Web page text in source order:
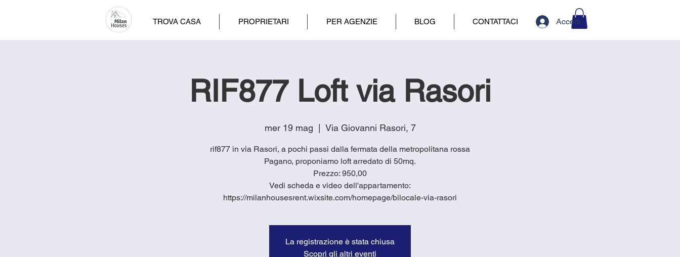
TROVA CASA PROPRIETARI PER AGENZIE BLOG CONTATTACI Accedi
RIF877 Loft via Rasori
mer 19 mag
  |
Via Giovanni Rasori, 7
rif877 in via Rasori, a pochi passi dalla fermata della metropolitana rossa
Pagano, proponiamo loft arredato di 50mq.
Prezzo: 950,00
Vedi scheda e video dell'appartamento:
https://milanhousesrent.wixsite.com/homepage/bilocale-via-rasori
La registrazione è stata chiusa
Scopri gli altri eventi